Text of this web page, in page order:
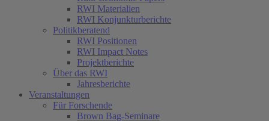
RWI Materialien
RWI Konjunkturberichte
Politikberatend
RWI Positionen
RWI Impact Notes
Projektberichte
Über das RWI
Jahresberichte
Veranstaltungen
Für Forschende
Brown Bag-Seminare